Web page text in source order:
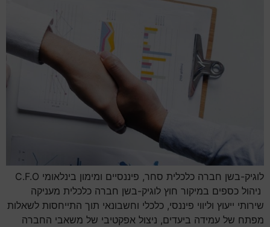
לוגיק-בשן חברה כלכלית סחר, פיננסיים ומימון בינלאומי C.F.O
ניהול כספים במיקור חוץ לוגיק-בשן חברה כלכלית מעניקה
שירותי ייעוץ וליווי פיננסי, כלכלי וחשבונאי תוך התייחסות לשאלות
מפתח של עמידה ביעדים, ניצול אפקטיבי של משאבי החברה